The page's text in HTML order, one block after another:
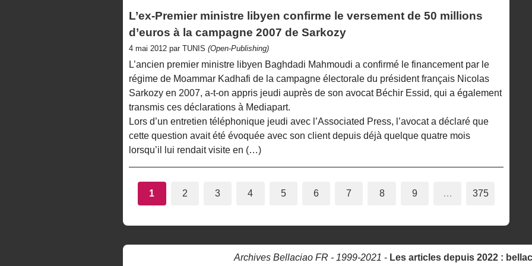
L’ex-Premier ministre libyen confirme le versement de 50 millions
d’euros à la campagne 2007 de Sarkozy
4 mai 2012 par TUNIS (Open-Publishing)
L’ancien premier ministre libyen Baghdadi Mahmoudi a confirmé le financement par le
régime de Moammar Kadhafi de la campagne électorale du président français Nicolas
Sarkozy en 2007, a-t-on appris jeudi auprès de son avocat Béchir Essid, qui a également
transmis ces déclarations à Mediapart.
Lors d’un entretien téléphonique jeudi avec l’Associated Press, l’avocat a déclaré que
cette question avait été évoquée avec son client depuis déjà quelque quatre mois
lorsqu’il lui rendait visite en (…)
1 2 3 4 5 6 7 8 9 … 375
Archives Bellaciao FR - 1999-2021 - Les articles depuis 2022 :